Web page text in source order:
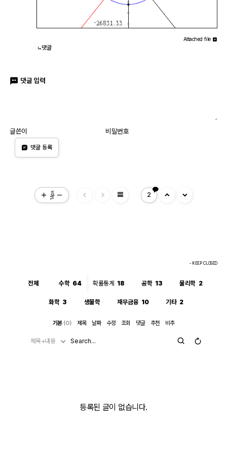
Attached file
댓글
댓글 입력
글쓴이 비밀번호
댓글 등록
14px view_headline 2
- KEEP CLOSED
전체 수학 64 확률통계 18 공학 13 물리학 2
화학 3 생물학 재무금융 10 기타 2
기본 (0) 제목 날짜 수정 조회 댓글 추천 비추
제목+내용
등록된 글이 없습니다.